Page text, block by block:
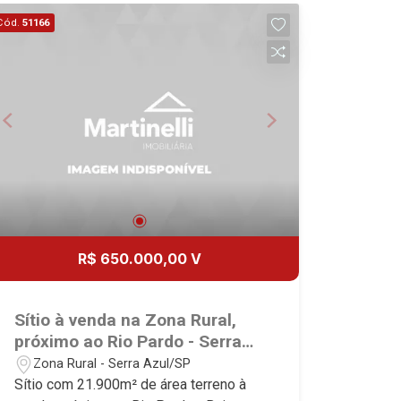
excelência absoluta no mercado
imobiliário de Ribeirão Preto.
locação de casas e terrenos
residenciais e comerciais nos bairros
mais desejados da Zona Sul,
reconhecidos por sua segurança,
maior prestígio da região, como: Alto da
Boa Vista, Jardim Botânico, Jardim
Olhos D`Água, Vila do Golfe, City
do Sul, Jardim Nova Aliança, Boulevard,
Higienópolis, Sumaré, Jardim América,
Alto do Ipê, Jardim Irajá, Royal Park,
Jardim Califórnia, Quinta da Primavera,
51166
R$ 650.000,00 V
Sítio à venda na Zona Rural,
próximo ao Rio Pardo - Serra
Azul/SP,
Zona Rural - Serra Azul/SP
Sítio com 21.900m² de área terreno à